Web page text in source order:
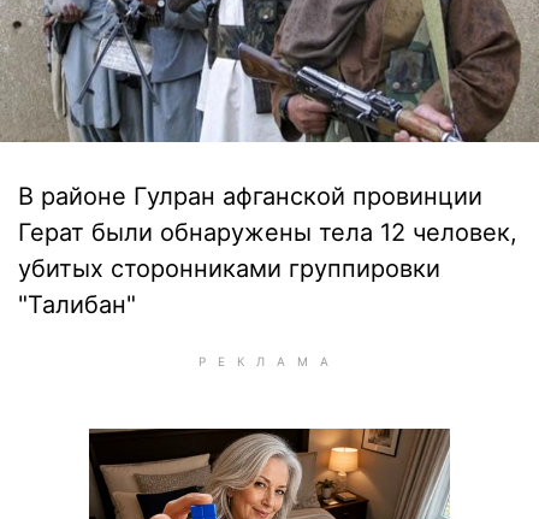
В районе Гулран афганской провинции
Герат были обнаружены тела 12 человек,
убитых сторонниками группировки
"Талибан"